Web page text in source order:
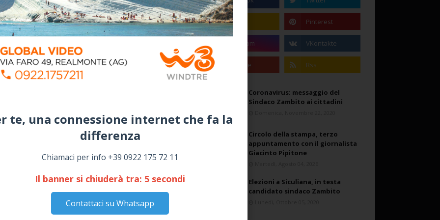
te, una connessione internet che fa la
differenza​
Chiamaci per info +39 0922 175 72 11
Il banner si chiuderà tra: 4 secondi
Contattaci su Whatsapp
Coronavirus: messaggio del
Sindaco Zambito ai cittadini
Circolo della stampa, terzo
appuntamento con il giornalista
Giacinto Pipitone
Elezioni a Siculiana, in testa
candidato sindaco Zambito